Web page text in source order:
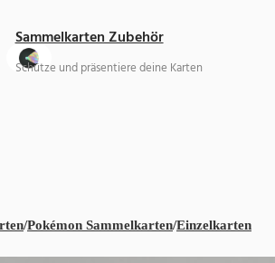
Sammelkarten Zubehör
Schütze und präsentiere deine Karten
/Pokémon Sammelkarten/Einzelkarten